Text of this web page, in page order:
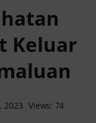
Keluar
2023 Views: 74